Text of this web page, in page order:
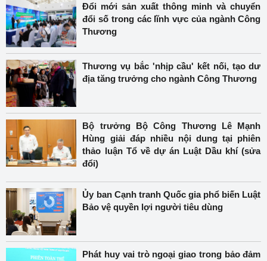
Đổi mới sản xuất thông minh và chuyển
đổi số trong các lĩnh vực của ngành Công
Thương
Thương vụ bắc 'nhịp cầu' kết nối, tạo dư
địa tăng trưởng cho ngành Công Thương
Bộ trưởng Bộ Công Thương Lê Mạnh
Hùng giải đáp nhiều nội dung tại phiên
thảo luận Tổ về dự án Luật Dầu khí (sửa
đổi)
Ủy ban Cạnh tranh Quốc gia phổ biến Luật
Bảo vệ quyền lợi người tiêu dùng
Phát huy vai trò ngoại giao trong bảo đảm